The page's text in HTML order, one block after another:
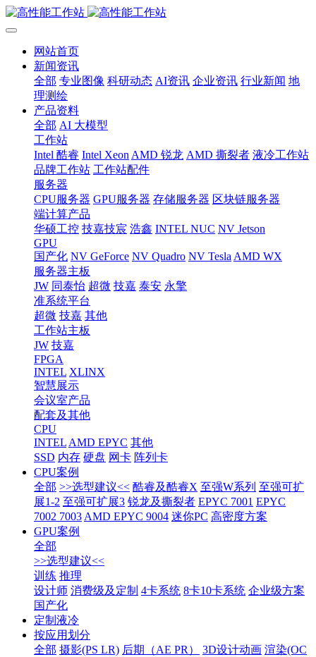
网站首页
新闻资讯
全部 专业图像 科研动态 AI资讯 企业资讯 行业新闻 地
理测绘
产品资料
全部 AI 大模型
工作站
Intel 酷睿 Intel Xeon AMD 锐龙 AMD 撕裂者 液冷工作站
品牌工作站 工作站配件
服务器
CPU服务器 GPU服务器 存储服务器 区块链服务器
端计算产品
华硕工控 技嘉技宸 浩鑫 INTEL NUC NV Jetson
GPU
国产化 NV GeForce NV Quadro NV Tesla AMD WX
服务器主板
JW 同泰怡 超微 技嘉 泰安 永擎
准系统平台
超微 技嘉 其他
工作站主板
JW 技嘉
FPGA
INTEL XLINX
智慧展示
会议室产品
配套及其他
CPU
INTEL AMD EPYC 其他
SSD 内存 硬盘 网卡 阵列卡
CPU案例
全部 >>选型建议<< 酷睿及酷睿X 至强W系列 至强可扩
展1-2 至强可扩展3 锐龙及撕裂者 EPYC 7001 EPYC
7002 7003 AMD EPYC 9004 迷你PC 高密度方案
GPU案例
全部
>>选型建议<<
训练 推理
设计师 消费级及定制 4卡系统 8卡10卡系统 企业级方案
国产化
定制液冷
按应用划分
全部 摄影(PS LR) 后期（AE PR） 3D设计动画 渲染(OC